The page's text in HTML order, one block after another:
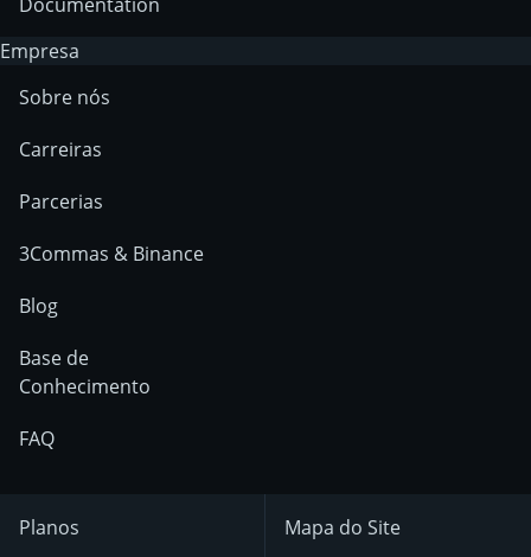
Empresa
Sobre nós
Carreiras
Parcerias
3Commas & Binance
Blog
Base de
Conhecimento
FAQ
Planos Mapa do Site